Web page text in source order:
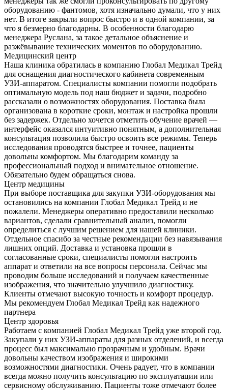
оборудованию - фантомов, хотя изначально думали, что у них
нет. В итоге закрыли вопрос быстро и в одной компании, за
что я безмерно благодарны. В особенности благодарю
менеджера Руслана, за такое детальное объяснение и
разжёвывание технических моментов по оборудованию.
Медицинский центр
Наша клиника обратилась в компанию Глобал Медикал Трейд
для оснащения диагностического кабинета современным
УЗИ-аппаратом. Специалисты компании помогли подобрать
оптимальную модель под наш бюджет и задачи, подробно
рассказали о возможностях оборудования. Поставка была
организована в короткие сроки, монтаж и настройка прошли
без задержек. Отдельно хочется отметить обучение врачей —
интерфейс оказался интуитивно понятным, а дополнительная
консультация позволила быстро освоить все режимы. Теперь
исследования проводятся быстрее и точнее, пациенты
довольны комфортом. Мы благодарим команду за
профессиональный подход и внимательное отношение.
Обязательно будем обращаться снова.
Центр медицины
При выборе поставщика для закупки УЗИ-оборудования мы
остановились на компании Глобал Медикал Трейд и не
пожалели. Менеджеры оперативно предоставили несколько
вариантов, сделали сравнительный анализ, помогли
определиться с лучшим решением для нашей клиники.
Отдельное спасибо за честные рекомендации без навязывания
лишних опций. Доставка и установка прошли в
согласованные сроки, специалисты помогли настроить
аппарат и ответили на все вопросы персонала. Сейчас мы
проводим больше исследований и получаем качественные
изображения, что значительно улучшило диагностику.
Клиенты отмечают высокую точность и комфорт процедур.
Мы рекомендуем Глобал Медикал Трейд как надежного
партнера
Центр здоровья
Работаем с компанией Глобал Медикал Трейд уже второй год.
Закупали у них УЗИ-аппараты для разных отделений, и всегда
процесс был максимально прозрачным и удобным. Врачи
довольны качеством изображения и широкими
возможностями диагностики. Очень радует, что в компании
всегда можно получить консультацию по эксплуатации или
сервисному обслуживанию. Пациенты тоже отмечают более